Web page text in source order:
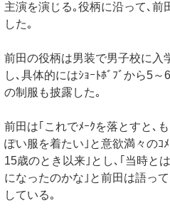
主演を演じる｡役柄に沿って､前
した｡
前田の役柄は男装で男子校に入
し､具体的にはｼｮｰﾄﾎﾞﾌﾞから5
の制服も披露した｡
前田は｢これでﾒｰｸを落とすと､
ぽい服を着たい｣と意欲満々のｺ
15歳のとき以来｣とし､｢当時と
になったのかな｣と前田は語っ
している｡